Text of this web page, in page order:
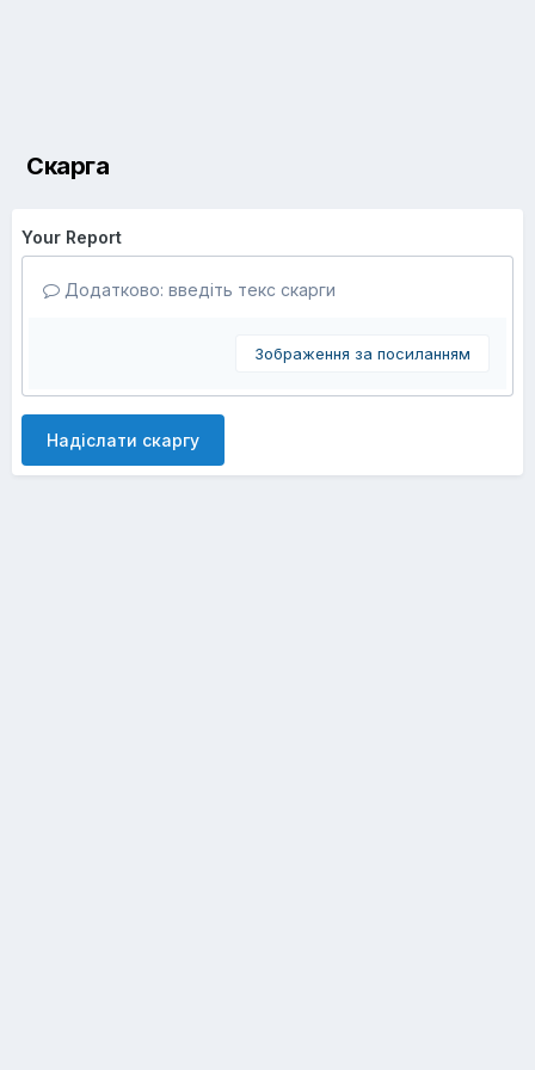
Скарга
Your Report
Додатково: введіть текс скарги
Зображення за посиланням
Надіслати скаргу